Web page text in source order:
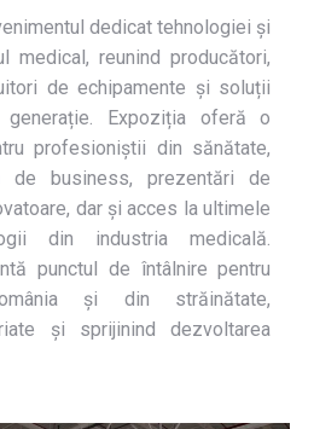
dedicat tehnologiei și
medical, reunind producători,
de echipamente și soluții
Expoziția oferă o
profesioniștii din sănătate,
de business, prezentări de
dar și acces la ultimele
din industria medicală.
punctul de întâlnire pentru
și din străinătate,
și sprijinind dezvoltarea